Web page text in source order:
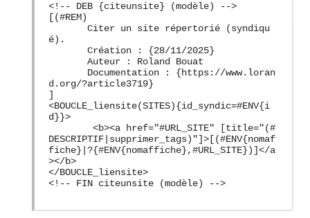
<!-- DEB {citeunsite} (modèle) -->
[(#REM)
Citer un site répertorié (syndiqu
é).
Création : {28/11/2025}
Auteur : Roland Bouat
Documentation : {https://www.loran
d.org/?article3719}
]
<BOUCLE_liensite(SITES){id_syndic=#ENV{i
d}}>
<b><a href="#URL_SITE" [title="(#
DESCRIPTIF|supprimer_tags)"]>[(#ENV{nomaf
fiche}|?{#ENV{nomaffiche},#URL_SITE})]</a
></b>
</BOUCLE_liensite>
<!-- FIN citeunsite (modèle) -->